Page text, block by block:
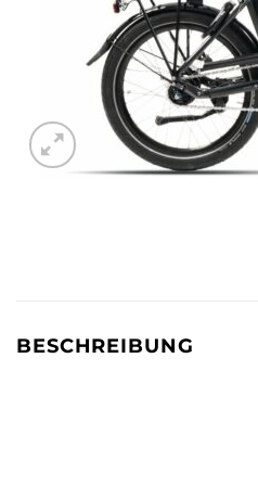
BESCHREIBUNG